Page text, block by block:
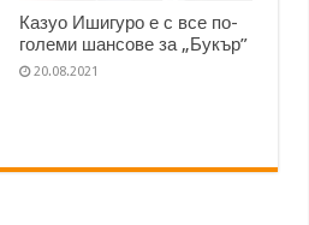
Казуо Ишигуро е с все по-
големи шансове за „Букър”
20.08.2021